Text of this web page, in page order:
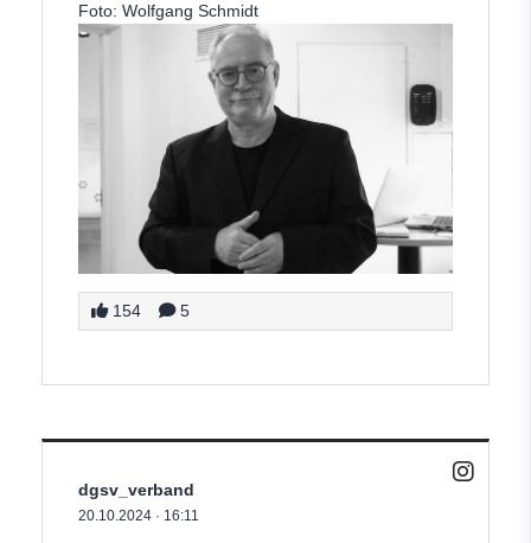
Foto: Wolfgang Schmidt
154 5
dgsv_verband
20.10.2024 · 16:11